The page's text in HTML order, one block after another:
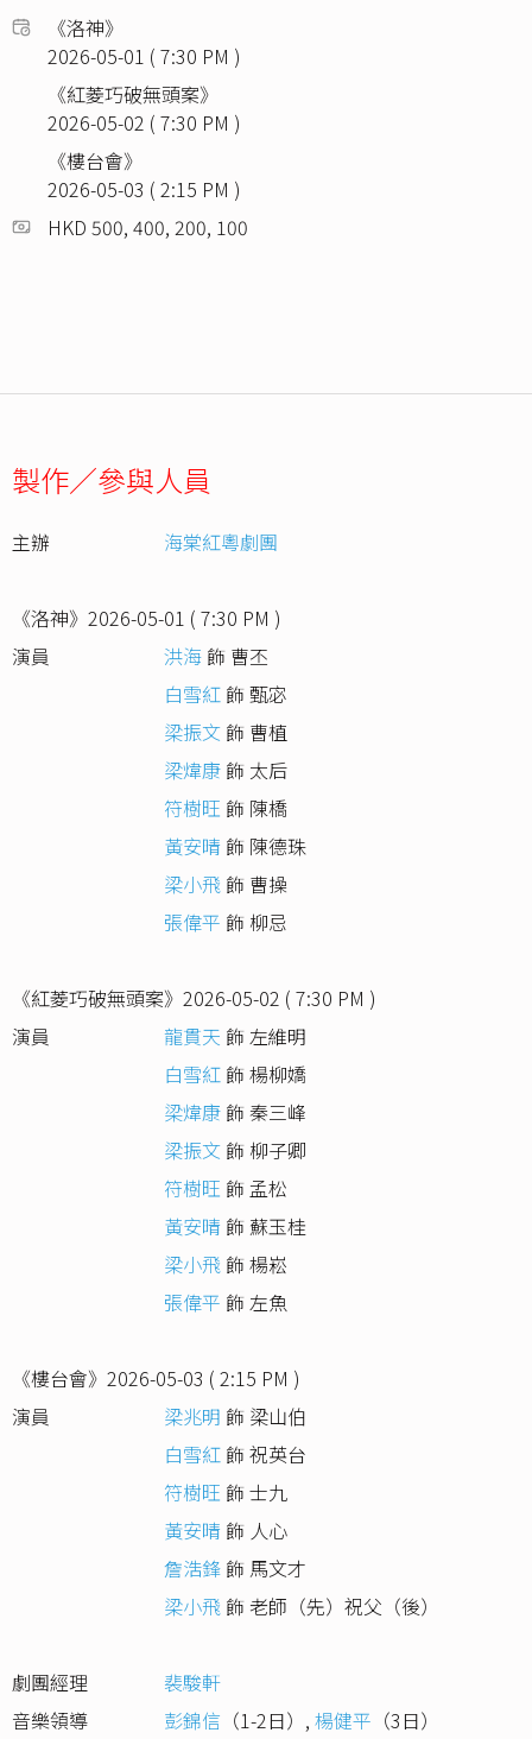
《洛神》
2026-05-01 ( 7:30 PM )
《紅菱巧破無頭案》
2026-05-02 ( 7:30 PM )
《樓台會》
2026-05-03 ( 2:15 PM )
HKD 500, 400, 200, 100
製作／參與人員
主辦 海棠紅粵劇團
《洛神》2026-05-01 ( 7:30 PM )
演員
洪海 飾 曹丕
白雪紅 飾 甄宓
梁振文 飾 曹植
梁煒康 飾 太后
符樹旺 飾 陳橋
黃安晴 飾 陳德珠
梁小飛 飾 曹操
張偉平 飾 柳忌
《紅菱巧破無頭案》2026-05-02 ( 7:30 PM )
演員
龍貫天 飾 左維明
白雪紅 飾 楊柳嬌
梁煒康 飾 秦三峰
梁振文 飾 柳子卿
符樹旺 飾 孟松
黃安晴 飾 蘇玉桂
梁小飛 飾 楊崧
張偉平 飾 左魚
《樓台會》2026-05-03 ( 2:15 PM )
演員
梁兆明 飾 梁山伯
白雪紅 飾 祝英台
符樹旺 飾 士九
黃安晴 飾 人心
詹浩鋒 飾 馬文才
梁小飛 飾 老師（先）祝父（後）
劇團經理
裴駿軒
音樂領導
彭錦信 （1-2日） ,楊健平 （3日）